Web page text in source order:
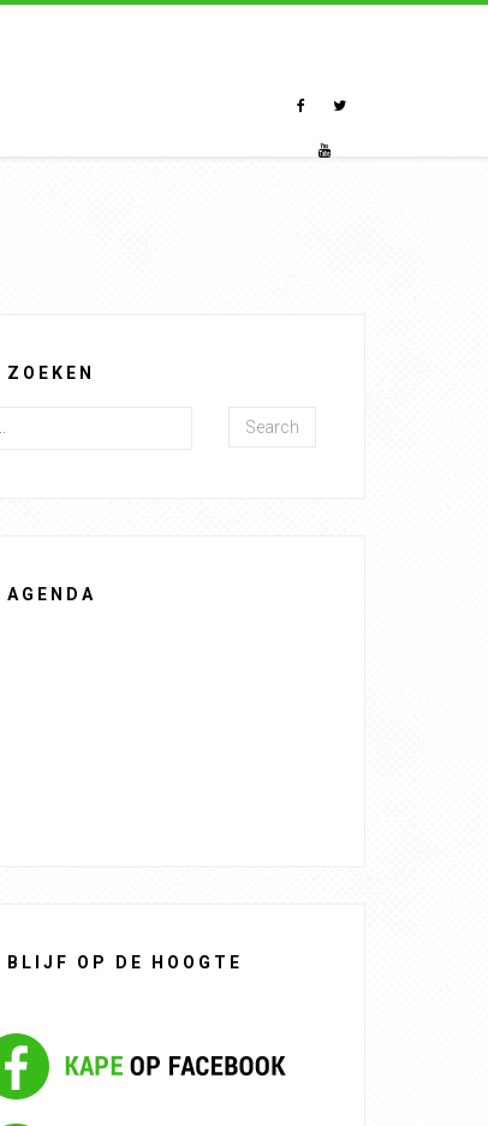
ZOEKEN
Search
AGENDA
BLIJF OP DE HOOGTE